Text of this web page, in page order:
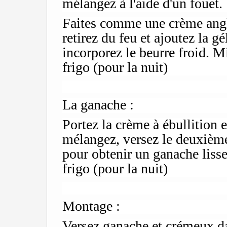
mélangez à l'aide d'un fouet.
Faites comme une crème
retirez du feu et ajoutez la
incorporez le beurre froid.
frigo (pour la nuit)
La ganache :
Portez la crème à ébullition
mélangez, versez le
pour obtenir un ganache
frigo (pour la nuit)
Montage :